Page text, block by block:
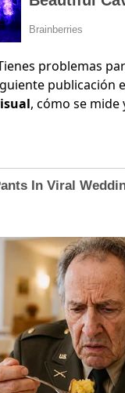
problemas
publicación
, cómo se mide